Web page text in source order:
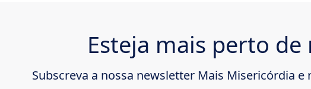
Esteja mais perto
Subscreva a nossa newsletter Mais Misericórdia